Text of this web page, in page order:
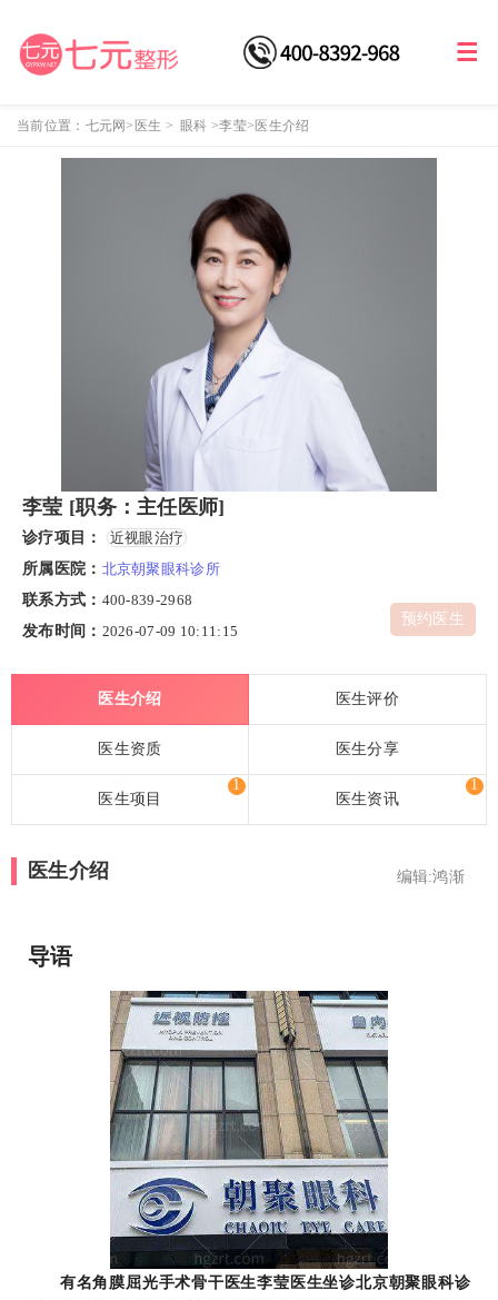
当前位置： 七元网>医生 > 眼科 >李莹>医生介绍
李莹 [职务：主任医师]
诊疗项目：
近视眼治疗
所属医院： 北京朝聚眼科诊所
联系方式： 400-839-2968
发布时间： 2026-07-09 10:11:15
预约医生
医生介绍 医生评价
医生资质 医生分享
医生项目
1
医生资讯
1
医生介绍 编辑:鸿渐
导语
有名角膜屈光手术骨干医生李莹医生坐诊北京朝聚眼科诊